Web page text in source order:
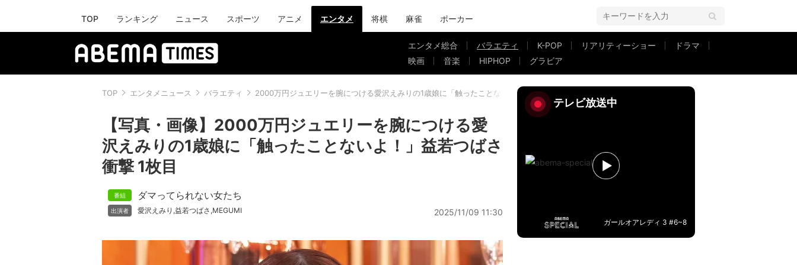
TOP ランキング ニュース スポーツ アニメ エンタメ 将棋 麻雀 ポーカー
エンタメ総合 バラエティ K-POP リアリティーショー
ドラマ
映画
音楽 HIPHOP グラビア
TOP エンタメニュース バラエティ 2000万円ジュエリーを腕につける愛沢えみりの1歳娘に「触ったことないよ！」益若つばさ衝撃
【写真・画像】2000万円ジュエリーを腕につける愛
沢えみりの1歳娘に「触ったことないよ！」益若つばさ
衝撃 1枚目
ダマってられない女たち
愛沢えみり ,益若つばさ ,MEGUMI 2025/11/09 11:30
テレビ放送中
ガールオアレディ 3 #6~8